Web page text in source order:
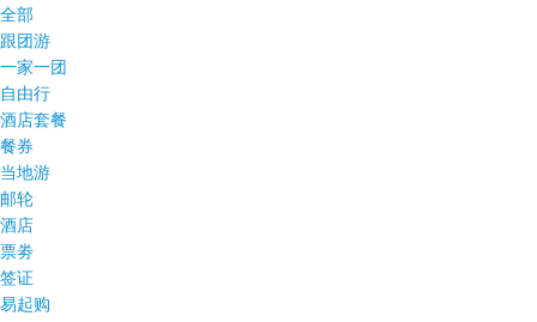
全部
跟团游
一家一团
自由行
酒店套餐
餐券
当地游
邮轮
酒店
票劵
签证
易起购